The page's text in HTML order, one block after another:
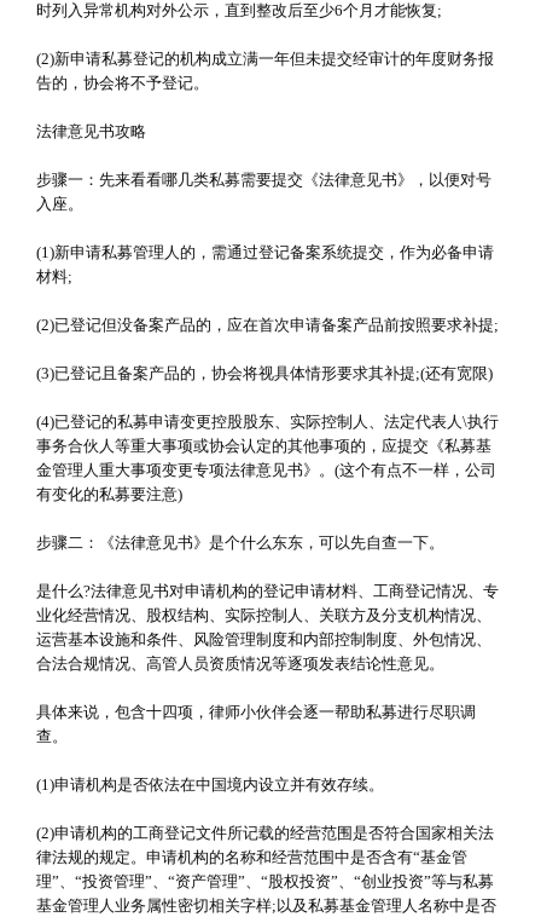
时列入异常机构对外公示，直到整改后至少6个月才能恢复;
(2)新申请私募登记的机构成立满一年但未提交经审计的年度财务报
告的，协会将不予登记。
法律意见书攻略
步骤一：先来看看哪几类私募需要提交《法律意见书》，以便对号
入座。
(1)新申请私募管理人的，需通过登记备案系统提交，作为必备申请
材料;
(2)已登记但没备案产品的，应在首次申请备案产品前按照要求补提;
(3)已登记且备案产品的，协会将视具体情形要求其补提;(还有宽限)
(4)已登记的私募申请变更控股股东、实际控制人、法定代表人\执行
事务合伙人等重大事项或协会认定的其他事项的，应提交《私募基
金管理人重大事项变更专项法律意见书》。(这个有点不一样，公司
有变化的私募要注意)
步骤二：《法律意见书》是个什么东东，可以先自查一下。
是什么?法律意见书对申请机构的登记申请材料、工商登记情况、专
业化经营情况、股权结构、实际控制人、关联方及分支机构情况、
运营基本设施和条件、风险管理制度和内部控制制度、外包情况、
合法合规情况、高管人员资质情况等逐项发表结论性意见。
具体来说，包含十四项，律师小伙伴会逐一帮助私募进行尽职调
查。
(1)申请机构是否依法在中国境内设立并有效存续。
(2)申请机构的工商登记文件所记载的经营范围是否符合国家相关法
律法规的规定。申请机构的名称和经营范围中是否含有“基金管
理”、“投资管理”、“资产管理”、“股权投资”、“创业投资”等与私募
基金管理人业务属性密切相关字样;以及私募基金管理人名称中是否